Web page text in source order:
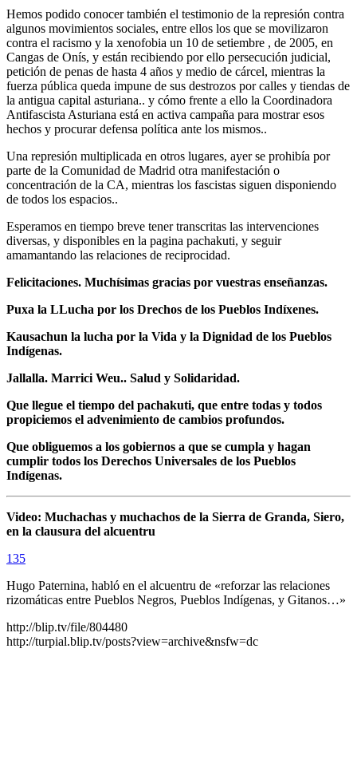
Hemos podido conocer también el testimonio de la represión contra
algunos movimientos sociales, entre ellos los que se movilizaron
contra el racismo y la xenofobia un 10 de setiembre , de 2005, en
Cangas de Onís, y están recibiendo por ello persecución judicial,
petición de penas de hasta 4 años y medio de cárcel, mientras la
fuerza pública queda impune de sus destrozos por calles y tiendas de
la antigua capital asturiana.. y cómo frente a ello la Coordinadora
Antifascista Asturiana está en activa campaña para mostrar esos
hechos y procurar defensa política ante los mismos..
Una represión multiplicada en otros lugares, ayer se prohibía por
parte de la Comunidad de Madrid otra manifestación o
concentración de la CA, mientras los fascistas siguen disponiendo
de todos los espacios..
Esperamos en tiempo breve tener transcritas las intervenciones
diversas, y disponibles en la pagina pachakuti, y seguir
amamantando las relaciones de reciprocidad.
Felicitaciones. Muchísimas gracias por vuestras enseñanzas.
Puxa la LLucha por los Drechos de los Pueblos Indíxenes.
Kausachun la lucha por la Vida y la Dignidad de los Pueblos
Indígenas.
Jallalla. Marrici Weu.. Salud y Solidaridad.
Que llegue el tiempo del pachakuti, que entre todas y todos
propiciemos el advenimiento de cambios profundos.
Que obliguemos a los gobiernos a que se cumpla y hagan
cumplir todos los Derechos Universales de los Pueblos
Indígenas.
Video: Muchachas y muchachos de la Sierra de Granda, Siero,
en la clausura del alcuentru
135
Hugo Paternina, habló en el alcuentru de «reforzar las relaciones
rizomáticas entre Pueblos Negros, Pueblos Indígenas, y Gitanos…»
http://blip.tv/file/804480
http://turpial.blip.tv/posts?view=archive&nsfw=dc